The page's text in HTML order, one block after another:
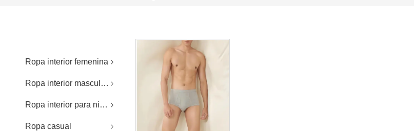
Ropa interior femenina
Ropa interior masculina
Ropa interior para niños
Ropa casual